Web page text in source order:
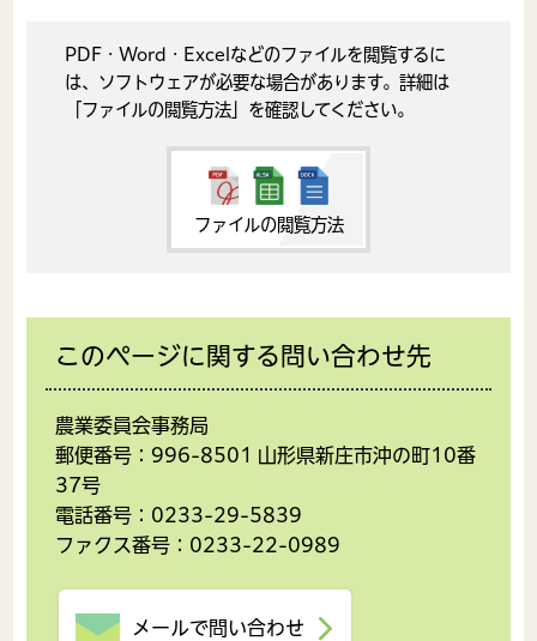
PDF・Word・Excelなどのファイルを閲覧するに
は、ソフトウェアが必要な場合があります。詳細は
「ファイルの閲覧方法」を確認してください。
ファイルの閲覧方法
このページに関する問い合わせ先
農業委員会事務局
郵便番号：996-8501 山形県新庄市沖の町10番
37号
電話番号：0233-29-5839
ファクス番号：0233-22-0989
メールで問い合わせ